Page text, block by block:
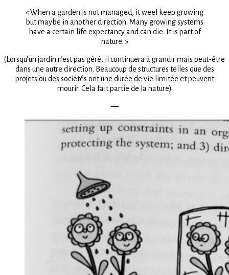
« When a garden is not managed, it weel keep growing
but maybe in another direction. Many growing systems
have a certain life expectancy and can die. It is part of
nature. »
(Lorsqu’un jardin n’est pas géré, il continuera à grandir mais peut-être
dans une autre direction. Beaucoup de structures telles que des
projets ou des sociétés ont une durée de vie limitée et peuvent
mourir. Cela fait partie de la nature)
—